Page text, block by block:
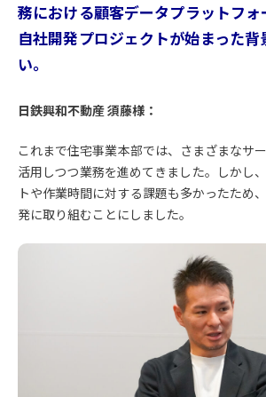
務における顧客データプラットフ
自社開発プロジェクトが始まった背
い。
日鉄興和不動産 須藤様：
これまで住宅事業本部では、さまざまなサ
活用しつつ業務を進めてきました。しかし
トや作業時間に対する課題も多かったため
発に取り組むことにしました。